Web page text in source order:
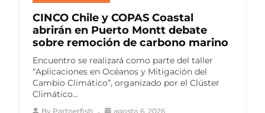
Multi X y el Centro de Negocios
Sercotec Puerto Aysén lanzan
segunda versión de Red Pyme
Aysén
El programa gratuito busca fortalecer las
capacidades de proveedores para la industria
salmonera, mediante talleres especializados y
un ciclo de...